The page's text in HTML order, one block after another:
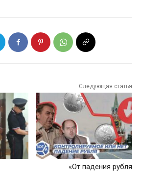
Следующая статья
«От падения рубля